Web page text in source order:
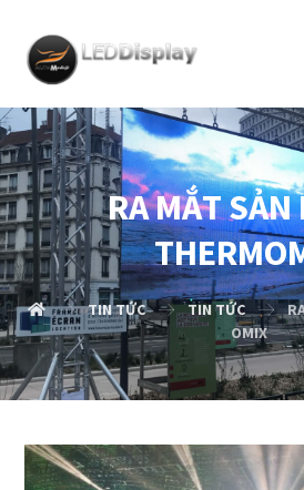
RA MẮT SẢN
TIN TỨC TIN TỨC
OMIX